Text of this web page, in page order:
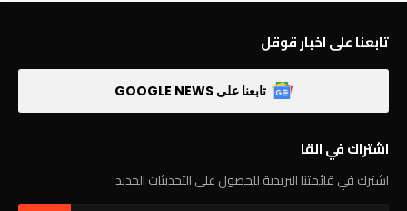
تابعنا على اخبار قوقل
تابعنا على GOOGLE NEWS
اشتراك في القا
اشترك في قائمتنا البريدية للحصول على التحديثات الجديد